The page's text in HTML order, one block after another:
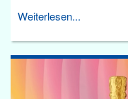
Weiterlesen...